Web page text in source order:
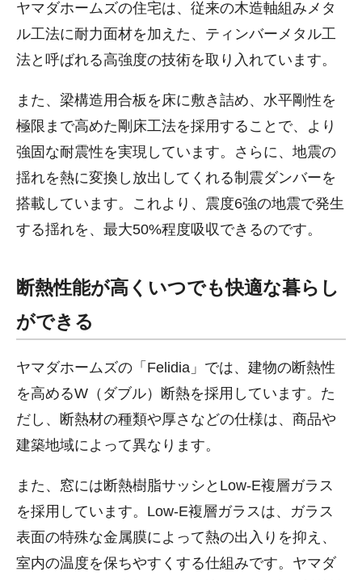
ヤマダホームズの住宅は、従来の木造軸組みメタ
ル工法に耐力面材を加えた、ティンバーメタル工
法と呼ばれる高強度の技術を取り入れています。
また、梁構造用合板を床に敷き詰め、水平剛性を
極限まで高めた剛床工法を採用することで、より
強固な耐震性を実現しています。さらに、地震の
揺れを熱に変換し放出してくれる制震ダンバーを
搭載しています。これより、震度6強の地震で発生
する揺れを、最大50%程度吸収できるのです。
断熱性能が高くいつでも快適な暮らし
ができる
ヤマダホームズの「Felidia」では、建物の断熱性
を高めるW（ダブル）断熱を採用しています。た
だし、断熱材の種類や厚さなどの仕様は、商品や
建築地域によって異なります。
また、窓には断熱樹脂サッシとLow-E複層ガラス
を採用しています。Low-E複層ガラスは、ガラス
表面の特殊な金属膜によって熱の出入りを抑え、
室内の温度を保ちやすくする仕組みです。ヤマダ